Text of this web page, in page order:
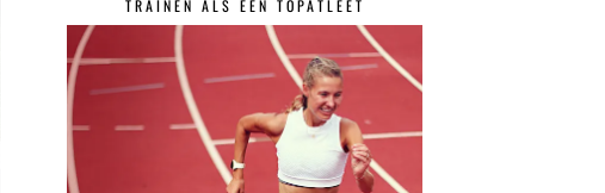
TRAINEN ALS EEN TOPATLEET